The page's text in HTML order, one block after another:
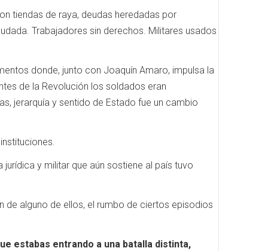
tiendas de raya, deudas heredadas por
Trabajadores sin derechos. Militares usados
donde, junto con Joaquín Amaro, impulsa la
de la Revolución los soldados eran
jerarquía y sentido de Estado fue un cambio
y militar que aún sostiene al país tuvo
de alguno de ellos, el rumbo de ciertos episodios
estabas entrando a una batalla distinta,